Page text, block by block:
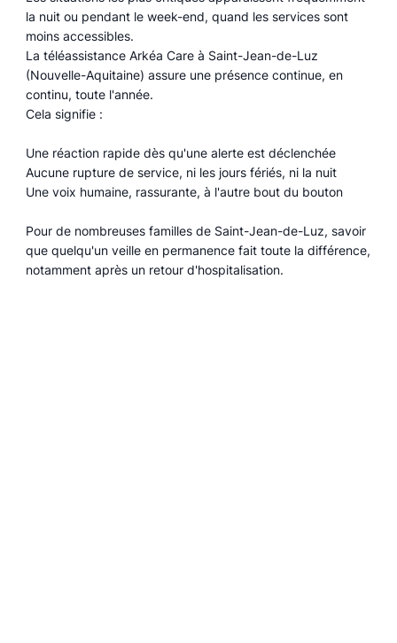
la nuit ou pendant le week-end, quand les services sont
moins accessibles.
La téléassistance Arkéa Care à Saint-Jean-de-Luz
(Nouvelle-Aquitaine) assure une présence continue, en
continu, toute l'année.
Cela signifie :
Une réaction rapide dès qu'une alerte est déclenchée
Aucune rupture de service, ni les jours fériés, ni la nuit
Une voix humaine, rassurante, à l'autre bout du bouton
Pour de nombreuses familles de Saint-Jean-de-Luz, savoir
que quelqu'un veille en permanence fait toute la différence,
notamment après un retour d'hospitalisation.